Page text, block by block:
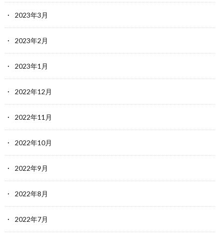
2023年3月
2023年2月
2023年1月
2022年12月
2022年11月
2022年10月
2022年9月
2022年8月
2022年7月